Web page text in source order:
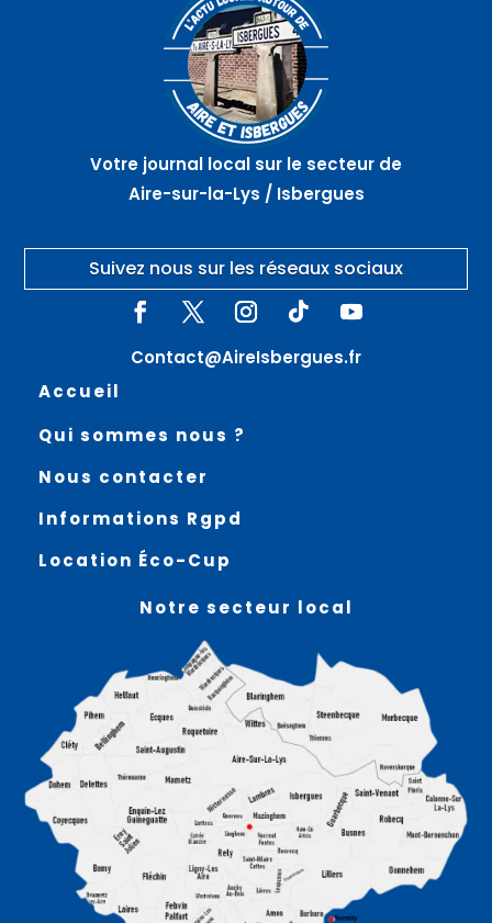
GUARBECQUE
Atelier
nœuds
de
marinier
– AIRE
SUR
LA LYS
La
vieille
ville en
randonnée
–
THEROUANNE
Votre journal local sur le secteur de
Aire-sur-la-Lys / Isbergues
Suivez nous sur les réseaux sociaux
Contact@AireIsbergues.fr
Accueil
Qui sommes nous ?
Nous contacter
Informations Rgpd
Location Éco-Cup
Notre secteur local